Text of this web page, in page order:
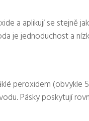
a aplikují se stejně
je jednoduchost a
peroxidem (obvykle
Pásky poskytují